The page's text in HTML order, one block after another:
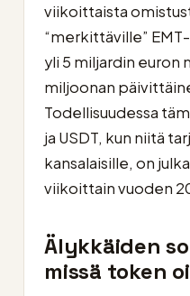
viikoittaista
“merkittäville”
yli 5 miljardin euron
miljoonan
Todellisuudessa
ja USDT, kun niitä
kansalaisille, on
viikoittain vuoden
Älykkäiden
missä token